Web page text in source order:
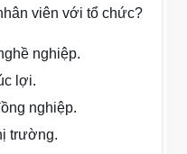
viên với tổ chức?
nghiệp.
lợi.
nghiệp.
trường.